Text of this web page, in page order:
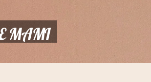
MAMI